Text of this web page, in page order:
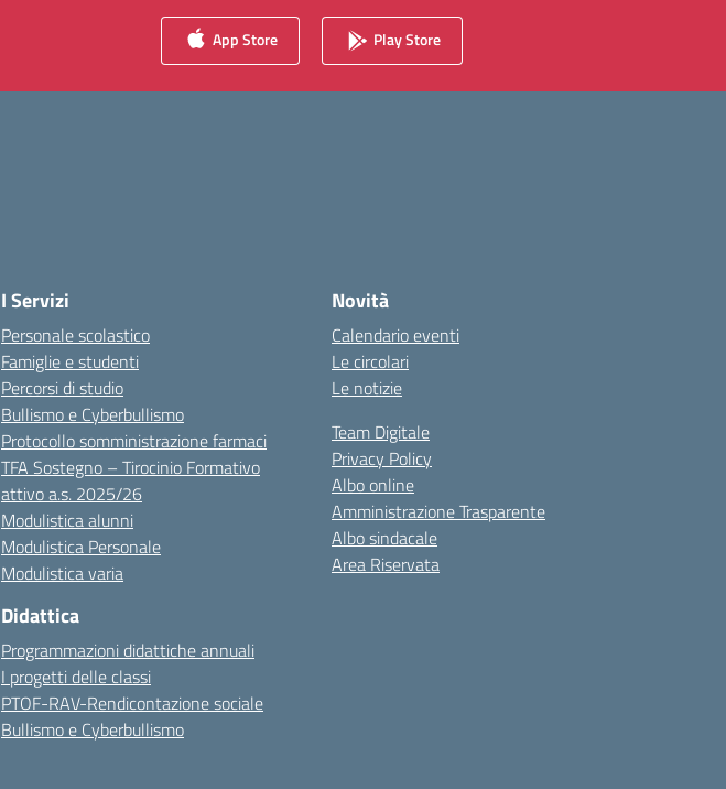
App Store Play Store
I Servizi
Personale scolastico
Famiglie e studenti
Percorsi di studio
Bullismo e Cyberbullismo
Protocollo somministrazione farmaci
TFA Sostegno – Tirocinio Formativo
attivo a.s. 2025/26
Modulistica alunni
Modulistica Personale
Modulistica varia
Didattica
Programmazioni didattiche annuali
I progetti delle classi
PTOF-RAV-Rendicontazione sociale
Bullismo e Cyberbullismo
Novità
Calendario eventi
Le circolari
Le notizie
Team Digitale
Privacy Policy
Albo online
Amministrazione Trasparente
Albo sindacale
Area Riservata